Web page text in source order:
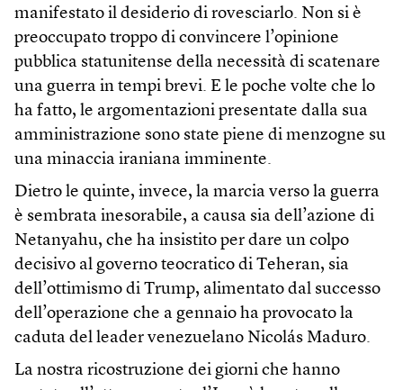
manifestato il desiderio di rovesciarlo. Non si è
preoccupato troppo di convincere l’opinione
pubblica statunitense della necessità di scatenare
una guerra in tempi brevi. E le poche volte che lo
ha fatto, le argomentazioni presentate dalla sua
amministrazione sono state piene di menzogne su
una minaccia iraniana imminente.
Dietro le quinte, invece, la marcia verso la guerra
è sembrata inesorabile, a causa sia dell’azione di
Netanyahu, che ha insistito per dare un colpo
decisivo al governo teocratico di Teheran, sia
dell’ottimismo di Trump, alimentato dal successo
dell’operazione che a gennaio ha provocato la
caduta del leader venezuelano Nicolás Maduro.
La nostra ricostruzione dei giorni che hanno